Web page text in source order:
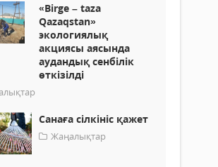
«Birge – taza
Qazaqstan»
экологиялық
акциясы аясында
аудандық сенбілік
өткізілді
Санаға сілкініс қажет
Жаңалықтар